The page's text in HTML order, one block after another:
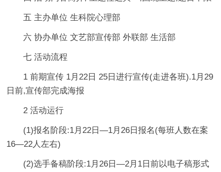
五 主办单位 生科院心理部
六 协办单位 文艺部宣传部 外联部 生活部
七 活动流程
1 前期宣传 1月22日 25日进行宣传(走进各班).1月29
日前,宣传部完成海报
2 活动运行
(1)报名阶段:1月22日—1月26日报名(每班人数在案
16—22人左右)
(2)选手备稿阶段:1月26日—2月1日前以电子稿形式